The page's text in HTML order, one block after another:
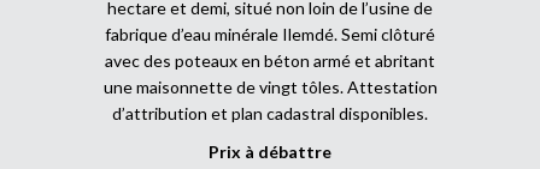
hectare et demi, situé non loin de l’usine de
fabrique d’eau minérale Ilemdé. Semi clôturé
avec des poteaux en béton armé et abritant
une maisonnette de vingt tôles. Attestation
d’attribution et plan cadastral disponibles.
Prix à débattre